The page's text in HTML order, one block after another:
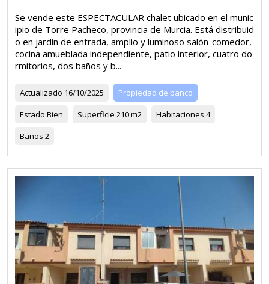
Se vende este ESPECTACULAR chalet ubicado en el munic
ipio de Torre Pacheco, provincia de Murcia. Está distribuid
o en jardín de entrada, amplio y luminoso salón-comedor,
cocina amueblada independiente, patio interior, cuatro do
rmitorios, dos baños y b...
Actualizado 16/10/2025
Propiedad de banco
Estado Bien Superficie 210 m2 Habitaciones 4
Baños 2